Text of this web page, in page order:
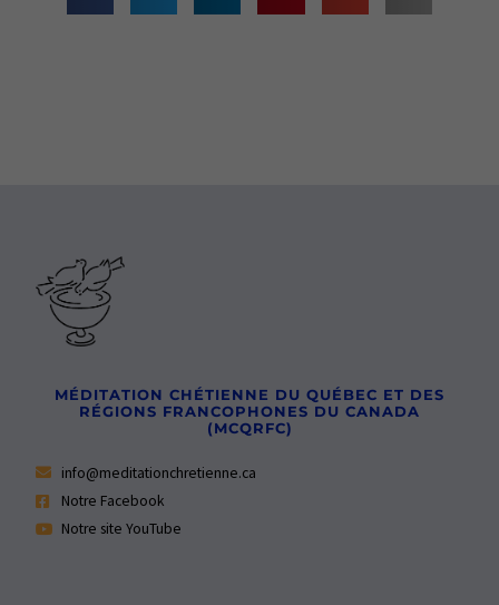
MÉDITATION CHÉTIENNE DU QUÉBEC ET DES
RÉGIONS FRANCOPHONES DU CANADA
(MCQRFC)
info@meditationchretienne.ca
Notre Facebook
Notre site YouTube